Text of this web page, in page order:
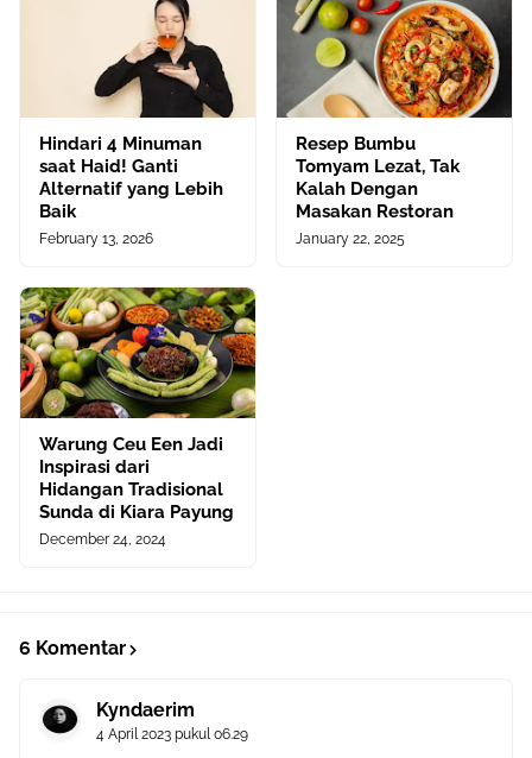
Hindari 4 Minuman
saat Haid! Ganti
Alternatif yang Lebih
Baik
February 13, 2026
Resep Bumbu
Tomyam Lezat, Tak
Kalah Dengan
Masakan Restoran
January 22, 2025
Warung Ceu Een Jadi
Inspirasi dari
Hidangan Tradisional
Sunda di Kiara Payung
December 24, 2024
6 Komentar
Kyndaerim
4 April 2023 pukul 06.29